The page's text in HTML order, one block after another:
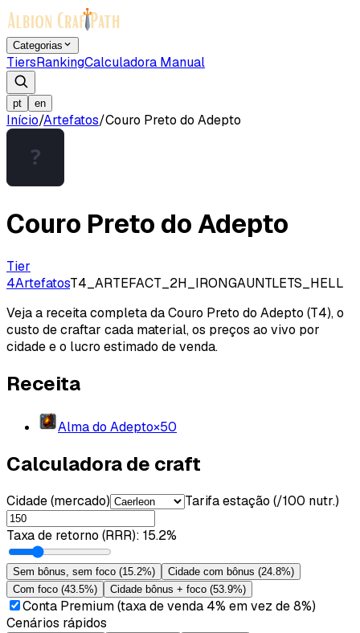
Categorias
TiersRankingCalculadora Manual
pt en
Início/Artefatos/Couro Preto do Adepto
Couro Preto do Adepto
Tier
4ArtefatosT4_ARTEFACT_2H_IRONGAUNTLETS_HELL
Veja a receita completa da Couro Preto do Adepto (T4), o
custo de craftar cada material, os preços ao vivo por
cidade e o lucro estimado de venda.
Receita
Alma do Adepto×50
Calculadora de craft
Cidade (mercado) Tarifa estação (/100 nutr.)
Taxa de retorno (RRR): 15.2%
Sem bônus, sem foco (15.2%) Cidade com bônus (24.8%)
Com foco (43.5%) Cidade bônus + foco (53.9%)
Conta Premium (taxa de venda 4% em vez de 8%)
Cenários rápidos